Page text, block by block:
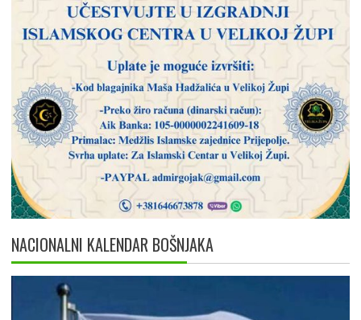
NACIONALNI KALENDAR BOŠNJAKA